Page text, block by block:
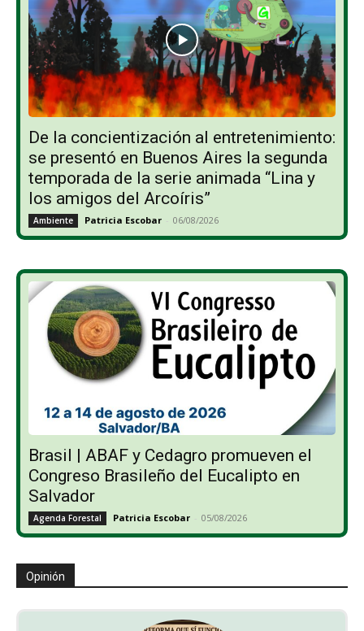
De la concientización al entretenimiento:
se presentó en Buenos Aires la segunda
temporada de la serie animada “Lina y
los amigos del Arcoíris”
Ambiente Patricia Escobar - 06/08/2026
Brasil | ABAF y Cedagro promueven el
Congreso Brasileño del Eucalipto en
Salvador
Agenda Forestal Patricia Escobar - 05/08/2026
Opinión